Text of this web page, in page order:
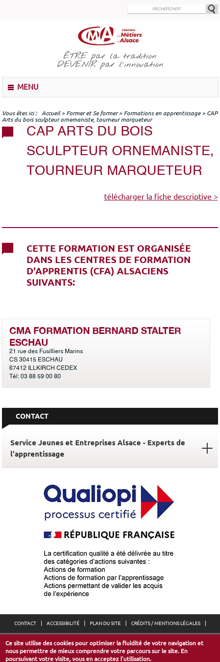
principal
ÊTREpar la tradition
DEVENIRpar l'innovation
u
MENU
Vous êtes ici Accueil> Former et Se former> Formations en apprentissage> CAP
Arts du bois sculpteur ornemaniste, tourneur marqueteur
CAP ARTS DU BOIS
SCULPTEUR ORNEMANISTE,
TOURNEUR MARQUETEUR
télécharger la fiche descriptive >
CETTE FORMATION EST ORGANISÉE
DANS LES CENTRES DE FORMATION
D'APPRENTIS (CFA) ALSACIENS
SUIVANTS:
CMA FORMATION BERNARD STALTER
ESCHAU
21 rue des Fusilliers Marins
CS 30415 ESCHAU
67412 ILLKIRCH CEDEX
Tél: 03 88 59 00 80
CONTACT
Service Jeunes et Entreprises Alsace - Experts de
l'apprentissage
CONTACT ACCESSIBILITÉ PLAN DU SITE CRÉDITS / MENTIONS LÉGALES
Espace Européen de l’Entreprise
30, avenue de l’Europe - 67300 Schiltigheim
Ce site utilise des cookies pour optimiser la fluidité de votre navigation et
nous permettre de mieux comprendre votre parcours sur le site. En
poursuivant votre visite, vous en acceptez l'utilisation.